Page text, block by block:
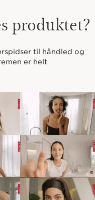
produktet?
til håndled og
er helt